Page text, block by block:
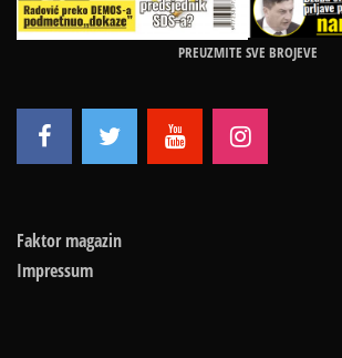
PREUZMITE SVE BROJEVE
Faktor magazin
Impressum